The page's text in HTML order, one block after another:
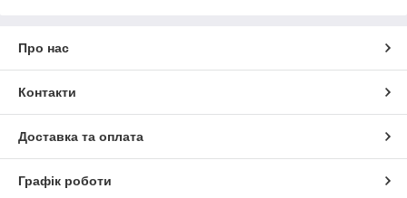
Про нас
Контакти
Доставка та оплата
Графік роботи